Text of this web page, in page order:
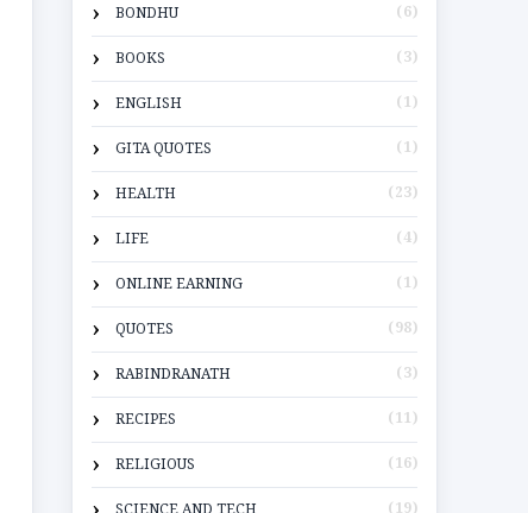
BONDHU (6)
BOOKS (3)
ENGLISH (1)
GITA QUOTES (1)
HEALTH (23)
LIFE (4)
ONLINE EARNING (1)
QUOTES (98)
RABINDRANATH (3)
RECIPES (11)
RELIGIOUS (16)